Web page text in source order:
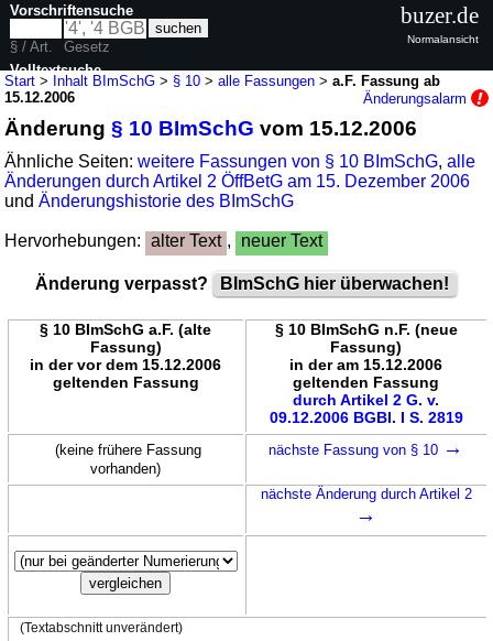
Start > Inhalt BImSchG > § 10 >alle Fassungen >a.F. Fassung ab
15.12.2006
Änderungsalarm
Änderung§ 10 BImSchG vom 15.12.2006
Ähnliche Seiten:weitere Fassungen von § 10 BImSchG,alle
Änderungen durch Artikel 2 ÖffBetG am 15. Dezember 2006
undÄnderungshistorie des BImSchG
Hervorhebungen: alter Text , neuer Text
Änderung verpasst? BImSchG hier überwachen!
§ 10 BImSchG a.F. (alte
Fassung)
in der vor dem 15.12.2006
geltenden Fassung
§ 10 BImSchG n.F. (neue
Fassung)
in der am 15.12.2006
geltenden Fassung
durch Artikel 2 G. v.
09.12.2006 BGBl. I S. 2819
(keine frühere Fassung
vorhanden)
nächste Fassung von § 10 →
nächste Änderung durch Artikel 2
→
(Textabschnitt unverändert)
Vorschriftensuche
§ / Art.
Gesetz
Volltextsuche
buzer.de
Normalansicht